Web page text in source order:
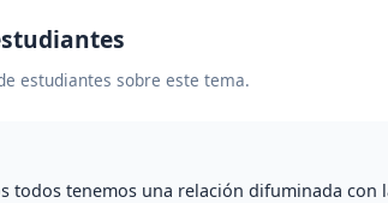
estudiantes sobre este tema.
todos tenemos una relación difuminada con